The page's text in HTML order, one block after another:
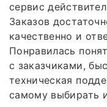
сервис
Заказов
качественно и
Понравилась
с заказчиками,
техническая
самому выбирать